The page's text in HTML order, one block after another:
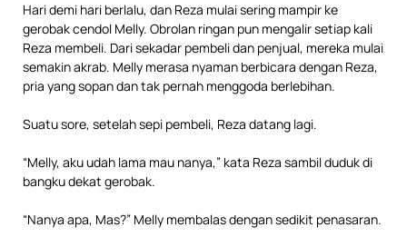
Hari demi hari berlalu, dan Reza mulai sering mampir ke
gerobak cendol Melly. Obrolan ringan pun mengalir setiap kali
Reza membeli. Dari sekadar pembeli dan penjual, mereka mulai
semakin akrab. Melly merasa nyaman berbicara dengan Reza,
pria yang sopan dan tak pernah menggoda berlebihan.
Suatu sore, setelah sepi pembeli, Reza datang lagi.
“Melly, aku udah lama mau nanya,” kata Reza sambil duduk di
bangku dekat gerobak.
“Nanya apa, Mas?” Melly membalas dengan sedikit penasaran.